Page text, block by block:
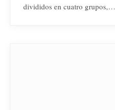
divididos en cuatro grupos,…